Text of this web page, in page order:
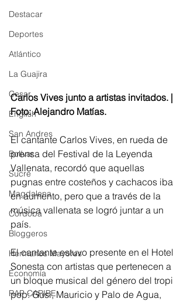
Destacar
Deportes
Atlántico
La Guajira
Cesar
English
San Andres
Bolívar
Sucre
Magdalena
Córdoba
Bloggeros
Hermanos Mayores
Economía
RAP CARIBE
Carlos Vives junto a artistas invitados. |
Foto: Alejandro Matías.
El cantante Carlos Vives, en rueda de
prensa del Festival de la Leyenda
Vallenata, recordó que aquellas
pugnas entre costeños y cachacos iba
en aumento, pero que a través de la
música vallenata se logró juntar a un
país.
El cantante estuvo presente en el Hotel
Sonesta con artistas que pertenecen a
un bloque musical del género del tropi
pop: Gusi, Mauricio y Palo de Agua,